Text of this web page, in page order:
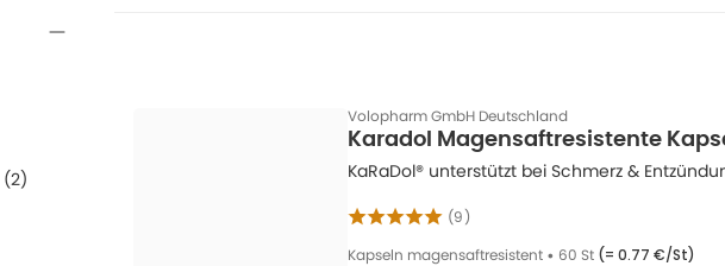
(2)
Volopharm GmbH Deutschland
Karadol Magensaftresistente
KaRaDol® unterstützt bei Schmerz &
(9)
Kapseln magensaftresistent • 60 St (= 0.77 €/St)